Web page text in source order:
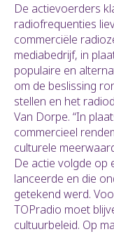
De actievoerders
radiofrequenties
commerciële
mediabedrijf, in
populaire en
om de beslissing
stellen en het
Van Dorpe. “In
commercieel
culturele
De actie volgde op
lanceerde en die
getekend werd.
TOPradio moet
cultuurbeleid. Op